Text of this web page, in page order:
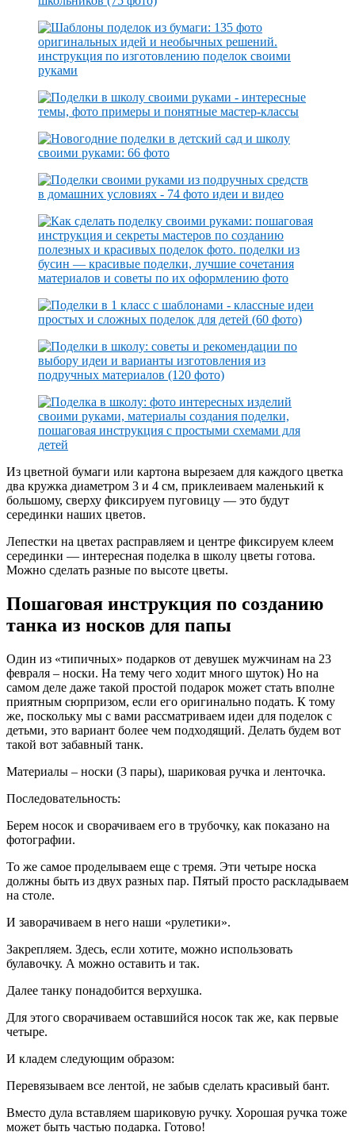
Из цветной бумаги или картона вырезаем для каждого цветка
два кружка диаметром 3 и 4 см, приклеиваем маленький к
большому, сверху фиксируем пуговицу — это будут
серединки наших цветов.
Лепестки на цветах расправляем и центре фиксируем клеем
серединки — интересная поделка в школу цветы готова.
Можно сделать разные по высоте цветы.
Пошаговая инструкция по созданию
танка из носков для папы
Один из «типичных» подарков от девушек мужчинам на 23
февраля – носки. На тему чего ходит много шуток) Но на
самом деле даже такой простой подарок может стать вполне
приятным сюрпризом, если его оригинально подать. К тому
же, поскольку мы с вами рассматриваем идеи для поделок с
детьми, это вариант более чем подходящий. Делать будем вот
такой вот забавный танк.
Материалы – носки (3 пары), шариковая ручка и ленточка.
Последовательность:
Берем носок и сворачиваем его в трубочку, как показано на
фотографии.
То же самое проделываем еще с тремя. Эти четыре носка
должны быть из двух разных пар. Пятый просто раскладываем
на столе.
И заворачиваем в него наши «рулетики».
Закрепляем. Здесь, если хотите, можно использовать
булавочку. А можно оставить и так.
Далее танку понадобится верхушка.
Для этого сворачиваем оставшийся носок так же, как первые
четыре.
И кладем следующим образом:
Перевязываем все лентой, не забыв сделать красивый бант.
Вместо дула вставляем шариковую ручку. Хорошая ручка тоже
может быть частью подарка. Готово!